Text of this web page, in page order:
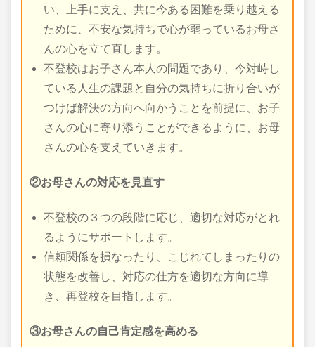
い、上手に支え、共に今ある困難を乗り越える
ために、不安な気持ちで心が弱っているお母さ
んの心を立て直します。
不登校はお子さん本人の問題であり、今対峙し
ている人生の課題と自分の気持ちに折り合いが
つけば解決の方向へ向かうことを前提に、お子
さんの心に寄り添うことができるように、お母
さんの心を支えていきます。
②お母さんの対応を見直す
不登校の３つの段階に応じ、適切な対応がとれ
るようにサポートします。
信頼関係を損なったり、こじれてしまったりの
状態を改善し、対応の仕方を適切な方向に導
き、再登校を目指します。
③お母さんの自己肯定感を高める